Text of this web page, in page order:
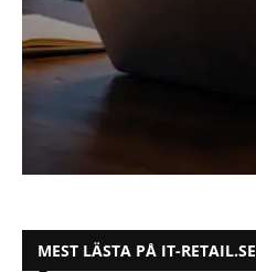
MEST LÄSTA PÅ IT-RETAIL.SE